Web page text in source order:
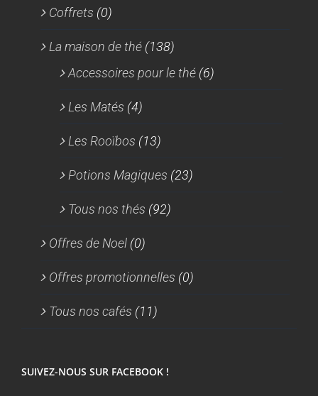
Coffrets (0)
La maison de thé (138)
Accessoires pour le thé (6)
Les Matés (4)
Les Rooïbos (13)
Potions Magiques (23)
Tous nos thés (92)
Offres de Noel (0)
Offres promotionnelles (0)
Tous nos cafés (11)
SUIVEZ-NOUS SUR FACEBOOK !